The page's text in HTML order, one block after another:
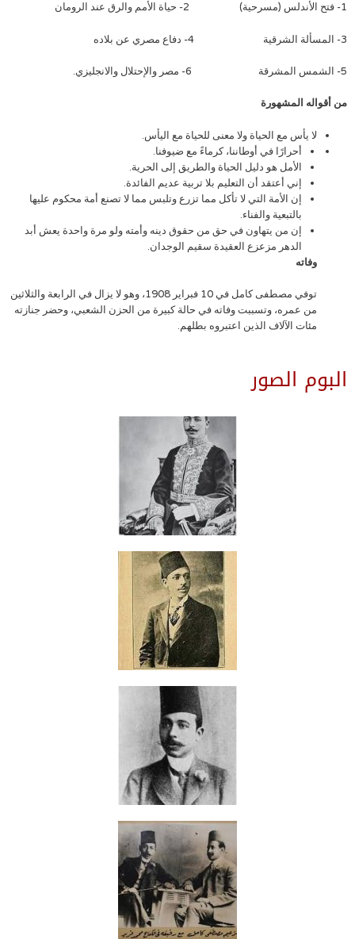
1- فتح الأندلس (مسرحية) 2- حياة الأمم والرق عند الرومان
3- المسألة الشرقية 4- دفاع مصري عن بلاده
5- الشمس المشرقة 6- مصر والإحتلال والانجليزي.
من أقواله المشهورة
لا يأس مع الحياة ولا معنى للحياة مع اليأس.
أحرارًا في أوطاننا، كرماءً مع ضيوفنا.
الأمل هو دليل الحياة والطريق إلى الحرية.
إني أعتقد أن التعليم بلا تربية عديم الفائدة.
إن الأمة التي لا تأكل مما تزرع وتلبس مما لا تصنع أمة محكوم عليها
بالتبعية والفناء.
إن من يتهاون في حق من حقوق دينه وأمته ولو مرة واحدة يعش أبد
الدهر مزعزع العقيدة سقيم الوجدان.
وفاته
توفي مصطفى كامل في 10 فبراير 1908، وهو لا يزال في الرابعة والثلاثين
من عمره، وتسببت وفاته في حالة كبيرة من الحزن الشعبي، وحضر جنازته
مئات الآلاف الذين اعتبروه بطلهم.
البوم الصور